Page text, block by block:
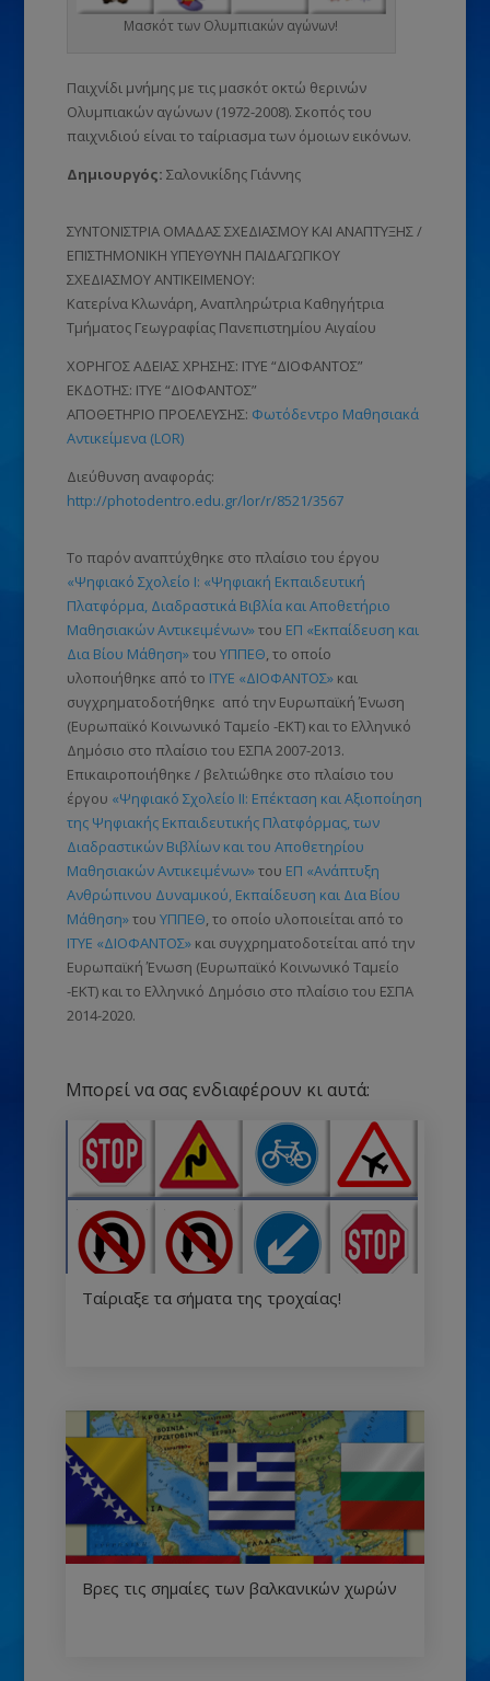
Μασκότ των Ολυμπιακών αγώνων!
Παιχνίδι μνήμης με τις μασκότ οκτώ θερινών
Ολυμπιακών αγώνων (1972-2008). Σκοπός του
παιχνιδιού είναι το ταίριασμα των όμοιων εικόνων.
Δημιουργός: Σαλονικίδης Γιάννης
ΣΥΝΤΟΝΙΣΤΡΙΑ ΟΜΑΔΑΣ ΣΧΕΔΙΑΣΜΟΥ ΚΑΙ ΑΝΑΠΤΥΞΗΣ /
ΕΠΙΣΤΗΜΟΝΙΚΗ ΥΠΕΥΘΥΝΗ ΠΑΙΔΑΓΩΓΙΚΟΥ
ΣΧΕΔΙΑΣΜΟΥ ΑΝΤΙΚΕΙΜΕΝΟΥ:
Κατερίνα Κλωνάρη, Αναπληρώτρια Καθηγήτρια
Τμήματος Γεωγραφίας Πανεπιστημίου Αιγαίου
ΧΟΡΗΓΟΣ ΑΔΕΙΑΣ ΧΡΗΣΗΣ: ΙΤΥΕ “ΔΙΟΦΑΝΤΟΣ”
ΕΚΔΟΤΗΣ: ΙΤΥΕ “ΔΙΟΦΑΝΤΟΣ”
ΑΠΟΘΕΤΗΡΙΟ ΠΡΟΕΛΕΥΣΗΣ: Φωτόδεντρο Μαθησιακά
Αντικείμενα (LOR)
Διεύθυνση αναφοράς:
http://photodentro.edu.gr/lor/r/8521/3567
Το παρόν αναπτύχθηκε στο πλαίσιο του έργου
«Ψηφιακό Σχολείο Ι: «Ψηφιακή Εκπαιδευτική
Πλατφόρμα, Διαδραστικά Βιβλία και Αποθετήριο
Μαθησιακών Αντικειμένων»του ΕΠ «Εκπαίδευση και
Δια Βίου Μάθηση»του ΥΠΠΕΘ , το οποίο
υλοποιήθηκε από το ΙΤΥΕ «ΔΙΟΦΑΝΤΟΣ»και
συγχρηματοδοτήθηκε από την Ευρωπαϊκή Ένωση
(Ευρωπαϊκό Κοινωνικό Ταμείο -ΕΚΤ)και το Ελληνικό
Δημόσιο στο πλαίσιο του ΕΣΠΑ 2007-2013.
Επικαιροποιήθηκε / βελτιώθηκε στο πλαίσιο του
έργου «Ψηφιακό Σχολείο ΙΙ: Επέκταση και Αξιοποίηση
της Ψηφιακής Εκπαιδευτικής Πλατφόρμας, των
Διαδραστικών Βιβλίων και του Αποθετηρίου
Μαθησιακών Αντικειμένων»του ΕΠ «Ανάπτυξη
Ανθρώπινου Δυναμικού, Εκπαίδευση και Δια Βίου
Μάθηση»του ΥΠΠΕΘ , το οποίο υλοποιείται από το
ΙΤΥΕ «ΔΙΟΦΑΝΤΟΣ»και συγχρηματοδοτείται από την
Ευρωπαϊκή Ένωση (Ευρωπαϊκό Κοινωνικό Ταμείο
-ΕΚΤ)και το Ελληνικό Δημόσιο στο πλαίσιο του ΕΣΠΑ
2014-2020.
Μπορεί να σας ενδιαφέρουν κι αυτά:
Ταίριαξε τα σήματα της τροχαίας!
Βρες τις σημαίες των βαλκανικών χωρών